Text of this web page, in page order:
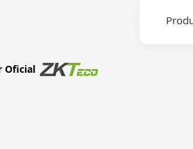
Oficial